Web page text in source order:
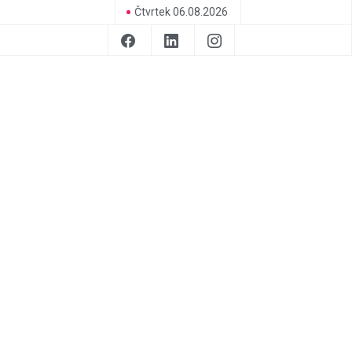
Čtvrtek 06.08.2026